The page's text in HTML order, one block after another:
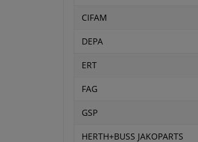
CIFAM
DEPA
ERT
FAG
GSP
HERTH+BUSS JAKOPARTS